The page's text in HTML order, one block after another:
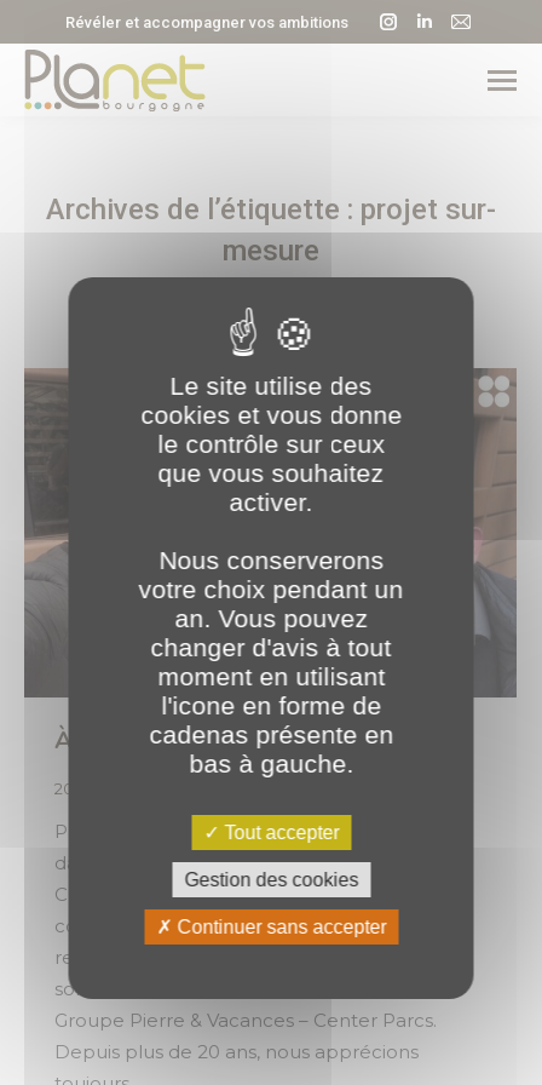
Révéler et accompagner vos ambitions
La
page
Instagram
nouvelle
fenêtre
La
page
LinkedIn
nouvelle
fenêtre
La
page
E-
une
Archives de l’étiquette : projet sur-
mesure
À la rencontre de nos clients 🤝
2026
Parce que les collaborations se construisent
dans la durée, et surtout dans la proximité.
Chez PLANET Bourgogne, nous sommes
convaincus qu’elles naissent avant tout des
relations humaines. C’est ainsi que nous
sommes allés à la rencontre de notre client :
Groupe Pierre & Vacances – Center Parcs.
Depuis plus de 20 ans, nous apprécions
Le site utilise des
cookies et vous donne
le contrôle sur ceux
que vous souhaitez
activer.
Nous conserverons
votre choix pendant un
an. Vous pouvez
changer d'avis à tout
moment en utilisant
l'icone en forme de
cadenas présente en
bas à gauche.
Tout accepter
Gestion des cookies
Continuer sans accepter